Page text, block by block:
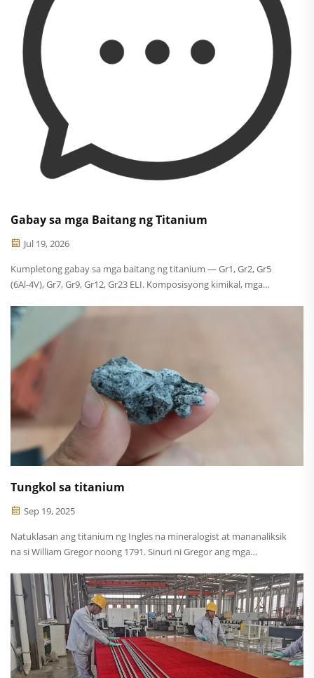
Gabay sa mga Baitang ng Titanium
Jul 19, 2026
Kumpletong gabay sa mga baitang ng titanium — Gr1, Gr2, Gr5
(6Al-4V), Gr7, Gr9, Gr12, Gr23 ELI. Komposisyong kimikal, mga
Tungkol sa titanium
Sep 19, 2025
Natuklasan ang titanium ng Ingles na mineralogist at mananaliksik
na si William Gregor noong 1791. Sinuri ni Gregor ang mga
nailagay ang ilmenite. Apat na taon matapos, noong 1795, mula sa
rutile na gawa sa Hungary, Germ...